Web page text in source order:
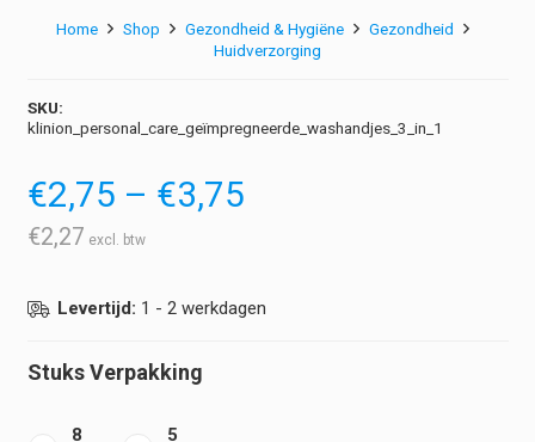
Home Shop Gezondheid & Hygiëne
Gezondheid
Huidverzorging
SKU:
klinion_personal_care_geïmpregneerde_washandjes_3_in_1
€2,75 – €3,75Prijsklasse:
€2,27
Levertijd: 1 - 2 werkdagen
Stuks Verpakking
8
5